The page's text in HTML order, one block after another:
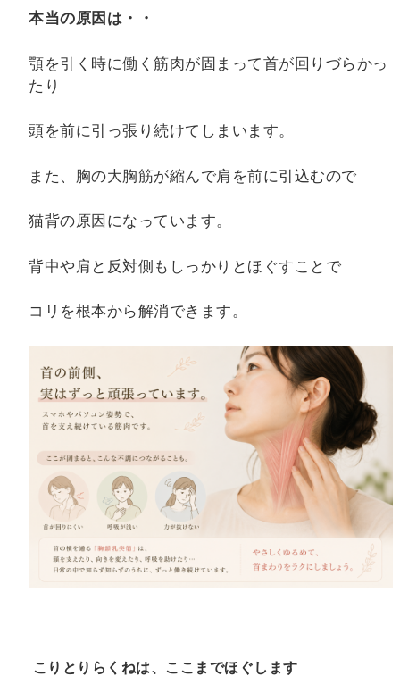
本当の原因は・・
顎を引く時に働く筋肉が固まって首が回りづらかっ
たり
頭を前に引っ張り続けてしまいます。
また、胸の大胸筋が縮んで肩を前に引込むので
猫背の原因になっています。
背中や肩と反対側もしっかりとほぐすことで
コリを根本から解消できます。
こりとりらくねは、ここまでほぐします